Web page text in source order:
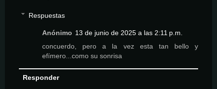
Respuestas
Anónimo 13 de junio de 2025 a las 2:11 p.m.
concuerdo, pero a la vez esta tan bello y
efímero...como su sonrisa
Responder